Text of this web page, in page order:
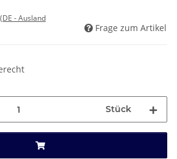
(DE - Ausland
Frage zum Artikel
Stück